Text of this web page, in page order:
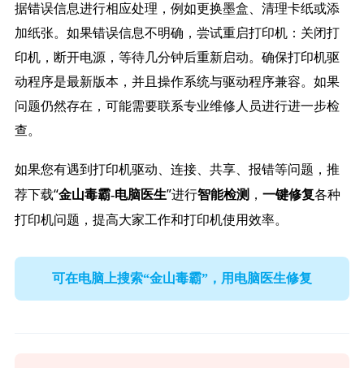
据错误信息进行相应处理，例如更换墨盒、清理卡纸或添
加纸张。如果错误信息不明确，尝试重启打印机：关闭打
印机，断开电源，等待几分钟后重新启动。确保打印机驱
动程序是最新版本，并且操作系统与驱动程序兼容。如果
问题仍然存在，可能需要联系专业维修人员进行进一步检
查。
如果您有遇到打印机驱动、连接、共享、报错等问题，推
荐下载“金山毒霸-电脑医生”进行智能检测， 一键修复各种
打印机问题，提高大家工作和打印机使用效率。
可在电脑上搜索“金山毒霸”，用电脑医生修复